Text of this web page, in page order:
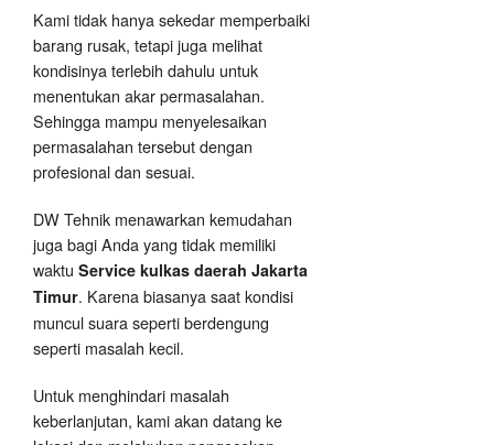
Kami tidak hanya sekedar memperbaiki
barang rusak, tetapi juga melihat
kondisinya terlebih dahulu untuk
menentukan akar permasalahan.
Sehingga mampu menyelesaikan
permasalahan tersebut dengan
profesional dan sesuai.
DW Tehnik menawarkan kemudahan
juga bagi Anda yang tidak memiliki
waktu Service kulkas daerah Jakarta
Timur. Karena biasanya saat kondisi
muncul suara seperti berdengung
seperti masalah kecil.
Untuk menghindari masalah
keberlanjutan, kami akan datang ke